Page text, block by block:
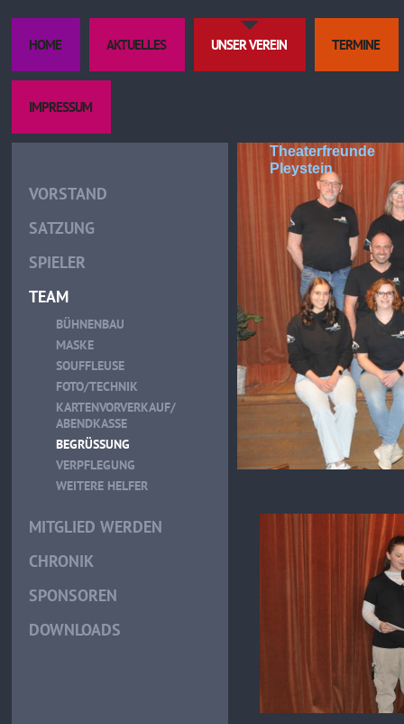
HOME AKTUELLES UNSER VEREIN TERMINE
IMPRESSUM
VORSTAND
SATZUNG
SPIELER
TEAM
BÜHNENBAU
MASKE
SOUFFLEUSE
FOTO/TECHNIK
KARTENVORVERKAUF/
ABENDKASSE
BEGRÜSSUNG
VERPFLEGUNG
WEITERE HELFER
MITGLIED WERDEN
CHRONIK
SPONSOREN
DOWNLOADS
Theaterfreunde
Pleystein